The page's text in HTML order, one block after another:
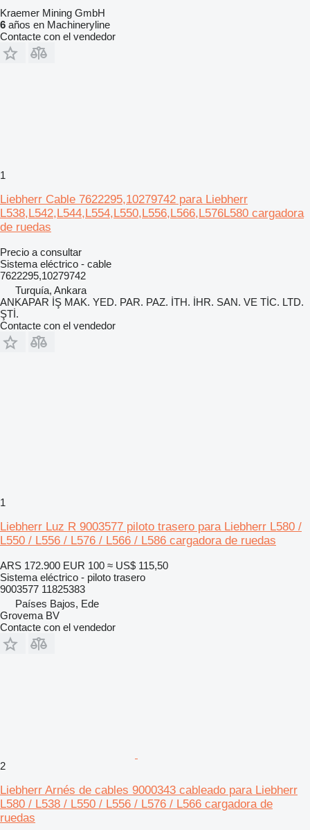
Kraemer Mining GmbH
6 años en Machineryline
Contacte con el vendedor
1
Liebherr Cable 7622295,10279742 para Liebherr
L538,L542,L544,L554,L550,L556,L566,L576L580 cargadora
de ruedas
Precio a consultar
Sistema eléctrico - cable
7622295,10279742
Turquía, Ankara
ANKAPAR İŞ MAK. YED. PAR. PAZ. İTH. İHR. SAN. VE TİC. LTD.
ŞTİ.
Contacte con el vendedor
1
Liebherr Luz R 9003577 piloto trasero para Liebherr L580 /
L550 / L556 / L576 / L566 / L586 cargadora de ruedas
ARS 172.900 EUR 100 ≈ US$ 115,50
Sistema eléctrico - piloto trasero
9003577 11825383
Países Bajos, Ede
Grovema BV
Contacte con el vendedor
2
Liebherr Arnés de cables 9000343 cableado para Liebherr
L580 / L538 / L550 / L556 / L576 / L566 cargadora de
ruedas